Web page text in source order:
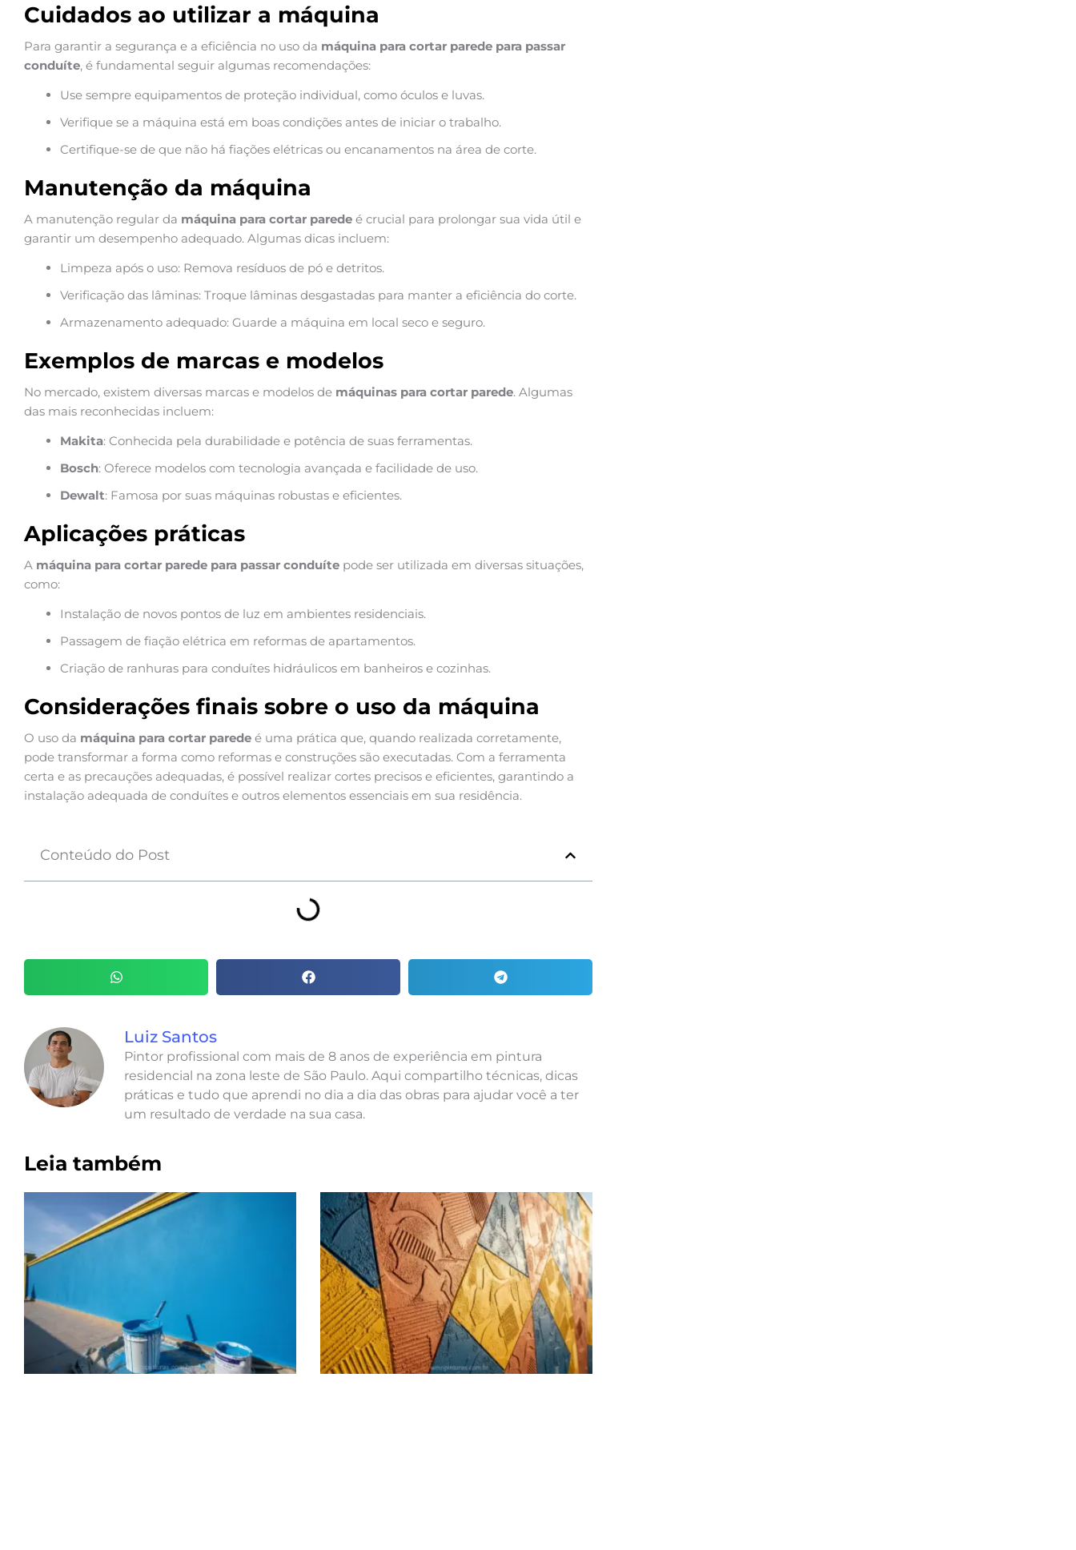
Cuidados ao utilizar a máquina
Para garantir a segurança e a eficiência no uso da máquina para cortar parede para passar
conduíte, é fundamental seguir algumas recomendações:
Use sempre equipamentos de proteção individual, como óculos e luvas.
Verifique se a máquina está em boas condições antes de iniciar o trabalho.
Certifique-se de que não há fiações elétricas ou encanamentos na área de corte.
Manutenção da máquina
A manutenção regular da máquina para cortar parede é crucial para prolongar sua vida útil e
garantir um desempenho adequado. Algumas dicas incluem:
Limpeza após o uso: Remova resíduos de pó e detritos.
Verificação das lâminas: Troque lâminas desgastadas para manter a eficiência do corte.
Armazenamento adequado: Guarde a máquina em local seco e seguro.
Exemplos de marcas e modelos
No mercado, existem diversas marcas e modelos de máquinas para cortar parede. Algumas
das mais reconhecidas incluem:
Makita: Conhecida pela durabilidade e potência de suas ferramentas.
Bosch: Oferece modelos com tecnologia avançada e facilidade de uso.
Dewalt: Famosa por suas máquinas robustas e eficientes.
Aplicações práticas
A máquina para cortar parede para passar conduíte pode ser utilizada em diversas situações,
como:
Instalação de novos pontos de luz em ambientes residenciais.
Passagem de fiação elétrica em reformas de apartamentos.
Criação de ranhuras para conduítes hidráulicos em banheiros e cozinhas.
Considerações finais sobre o uso da máquina
O uso da máquina para cortar parede é uma prática que, quando realizada corretamente,
pode transformar a forma como reformas e construções são executadas. Com a ferramenta
certa e as precauções adequadas, é possível realizar cortes precisos e eficientes, garantindo a
instalação adequada de conduítes e outros elementos essenciais em sua residência.
Conteúdo do Post
Luiz Santos
Pintor profissional com mais de 8 anos de experiência em pintura
residencial na zona leste de São Paulo. Aqui compartilho técnicas, dicas
práticas e tudo que aprendi no dia a dia das obras para ajudar você a ter
um resultado de verdade na sua casa.
Leia também